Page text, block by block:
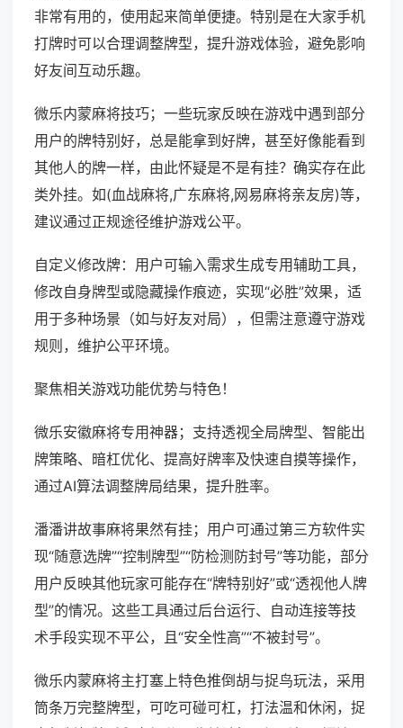
非常有用的，使用起来简单便捷。特别是在大家手机
打牌时可以合理调整牌型，提升游戏体验，避免影响
好友间互动乐趣。
微乐内蒙麻将技巧；一些玩家反映在游戏中遇到部分
用户的牌特别好，总是能拿到好牌，甚至好像能看到
其他人的牌一样，由此怀疑是不是有挂？确实存在此
类外挂。如(血战麻将,广东麻将,网易麻将亲友房)等，
建议通过正规途径维护游戏公平。
自定义修改牌：用户可输入需求生成专用辅助工具，
修改自身牌型或隐藏操作痕迹，实现“必胜”效果，适
用于多种场景（如与好友对局），但需注意遵守游戏
规则，维护公平环境。
聚焦相关游戏功能优势与特色！
微乐安徽麻将专用神器；支持透视全局牌型、智能出
牌策略、暗杠优化、提高好牌率及快速自摸等操作，
通过AI算法调整牌局结果，提升胜率。
潘潘讲故事麻将果然有挂；用户可通过第三方软件实
现“随意选牌”“控制牌型”“防检测防封号”等功能，部分
用户反映其他玩家可能存在“牌特别好”或“透视他人牌
型”的情况。这些工具通过后台运行、自动连接等技
术手段实现不平公，且“安全性高”“不被封号”。
微乐内蒙麻将主打塞上特色推倒胡与捉鸟玩法，采用
筒条万完整牌型，可吃可碰可杠，打法温和休闲，捉